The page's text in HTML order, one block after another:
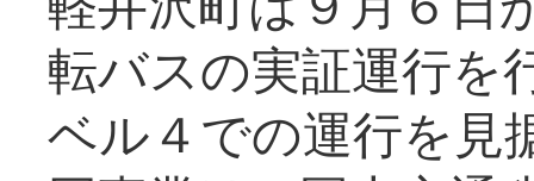
転バスの実証運行を
ベル４での運行を見